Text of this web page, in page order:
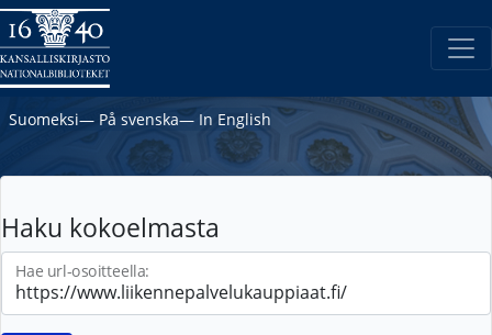
Suomeksi― På svenska― In English
Haku kokoelmasta
Hae url-osoitteella: